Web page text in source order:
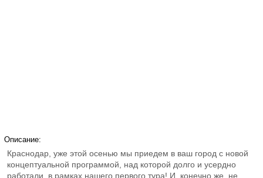
Описание:
Краснодар, уже этой осенью мы приедем в ваш город с новой
концептуальной программой, над которой долго и усердно
работали, в рамках нашего первого тура! И, конечно же, не